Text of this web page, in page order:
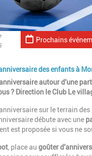
Prochains
des enfants à
autour d'une
? Direction le Club Le
sur le terrain
débute avec une
est proposée si vous ne
, place au goûter